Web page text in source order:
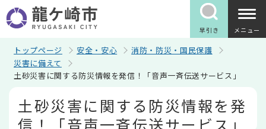
の
ペ
早引き メニュー
トップページ 安全・安心
消防・防災・国民保護
災害に備えて
土砂災害に関する防災情報を発信！「音声一斉伝送サービス」
土砂災害に関する防災情報を発
信！「音声一斉伝送サービス」